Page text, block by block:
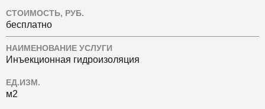
СТОИМОСТЬ, РУБ.
бесплатно
НАИМЕНОВАНИЕ УСЛУГИ
Инъекционная гидроизоляция
ЕД.ИЗМ.
м2